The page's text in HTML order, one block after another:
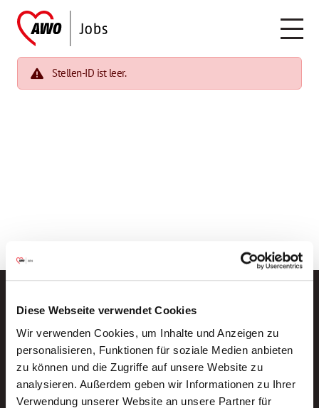
Diese Webseite verwendet Cookies
Wir verwenden Cookies, um Inhalte und Anzeigen zu
personalisieren, Funktionen für soziale Medien anbieten
zu können und die Zugriffe auf unsere Website zu
analysieren. Außerdem geben wir Informationen zu Ihrer
Verwendung unserer Website an unsere Partner für
Stellen-ID ist leer.
Neue Stellen per E-Mail.
Ein kostenloser Service von AWO
Jobs.